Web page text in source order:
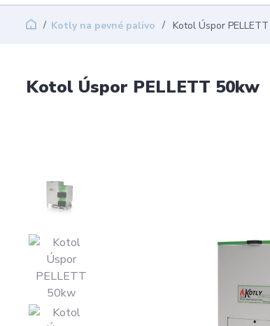
Kotly na pevné palivo Kotol Úspor
Kotol Úspor PELLETT 50kw